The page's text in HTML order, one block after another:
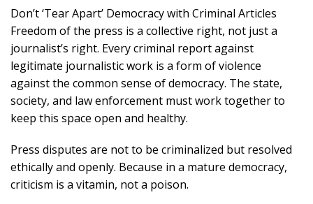
Don’t ‘Tear Apart’ Democracy with Criminal Articles
Freedom of the press is a collective right, not just a
journalist’s right. Every criminal report against
legitimate journalistic work is a form of violence
against the common sense of democracy. The state,
society, and law enforcement must work together to
keep this space open and healthy.
Press disputes are not to be criminalized but resolved
ethically and openly. Because in a mature democracy,
criticism is a vitamin, not a poison.